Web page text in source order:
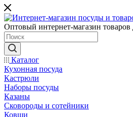
Оптовый интернет-магазин товаров
Каталог
Кухонная посуда
Кастрюли
Наборы посуды
Казаны
Сковороды и сотейники
Ковши